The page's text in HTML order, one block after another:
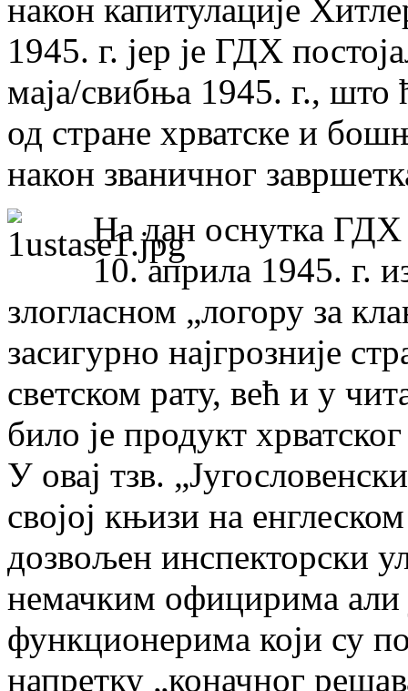
након капитулације
1945. г. јер је ГДХ
маја/свибња 1945. г., што
од стране хрватске и
након званичног
На дан оснутка ГДХ
10. априла 1945. г.
злогласном „логору за
засигурно најгрозније
светском рату, већ и у
било је продукт
У овај тзв.
својој књизи на
дозвољен инспекторски
немачким официрима али
функционерима који су
напретку „коначног